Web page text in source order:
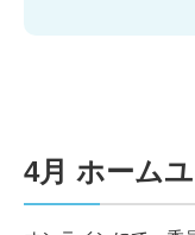
4月 ホーム